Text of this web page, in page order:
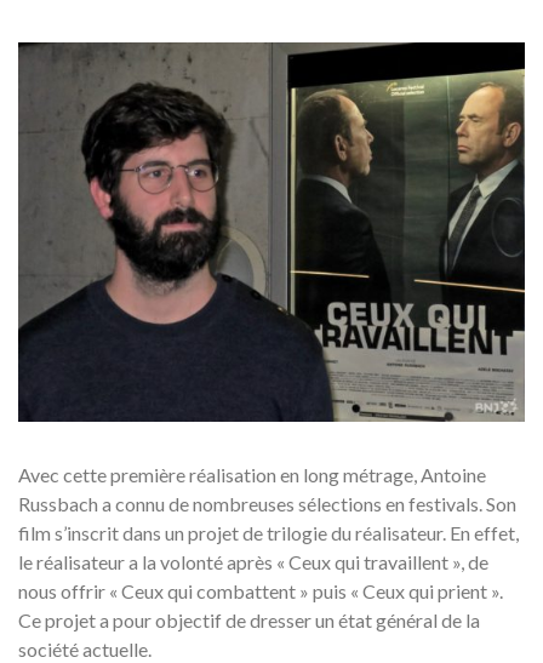
Avec cette première réalisation en long métrage, Antoine
Russbach a connu de nombreuses sélections en festivals. Son
film s’inscrit dans un projet de trilogie du réalisateur. En effet,
le réalisateur a la volonté après « Ceux qui travaillent », de
nous offrir « Ceux qui combattent » puis « Ceux qui prient ».
Ce projet a pour objectif de dresser un état général de la
société actuelle.